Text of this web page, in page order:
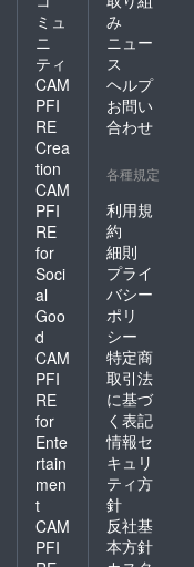
ミュ
ニ
ティ
CAM
PFI
RE
Crea
tion
CAM
PFI
RE
for
Soci
al
Goo
d
CAM
PFI
RE
for
Ente
rtain
men
t
CAM
PFI
み
ニュー
ス
ヘルプ
お問い
合わせ
各種規定
利用規
約
細則
プライ
バシー
ポリ
シー
特定商
取引法
に基づ
く表記
情報セ
キュリ
ティ方
針
反社基
本方針